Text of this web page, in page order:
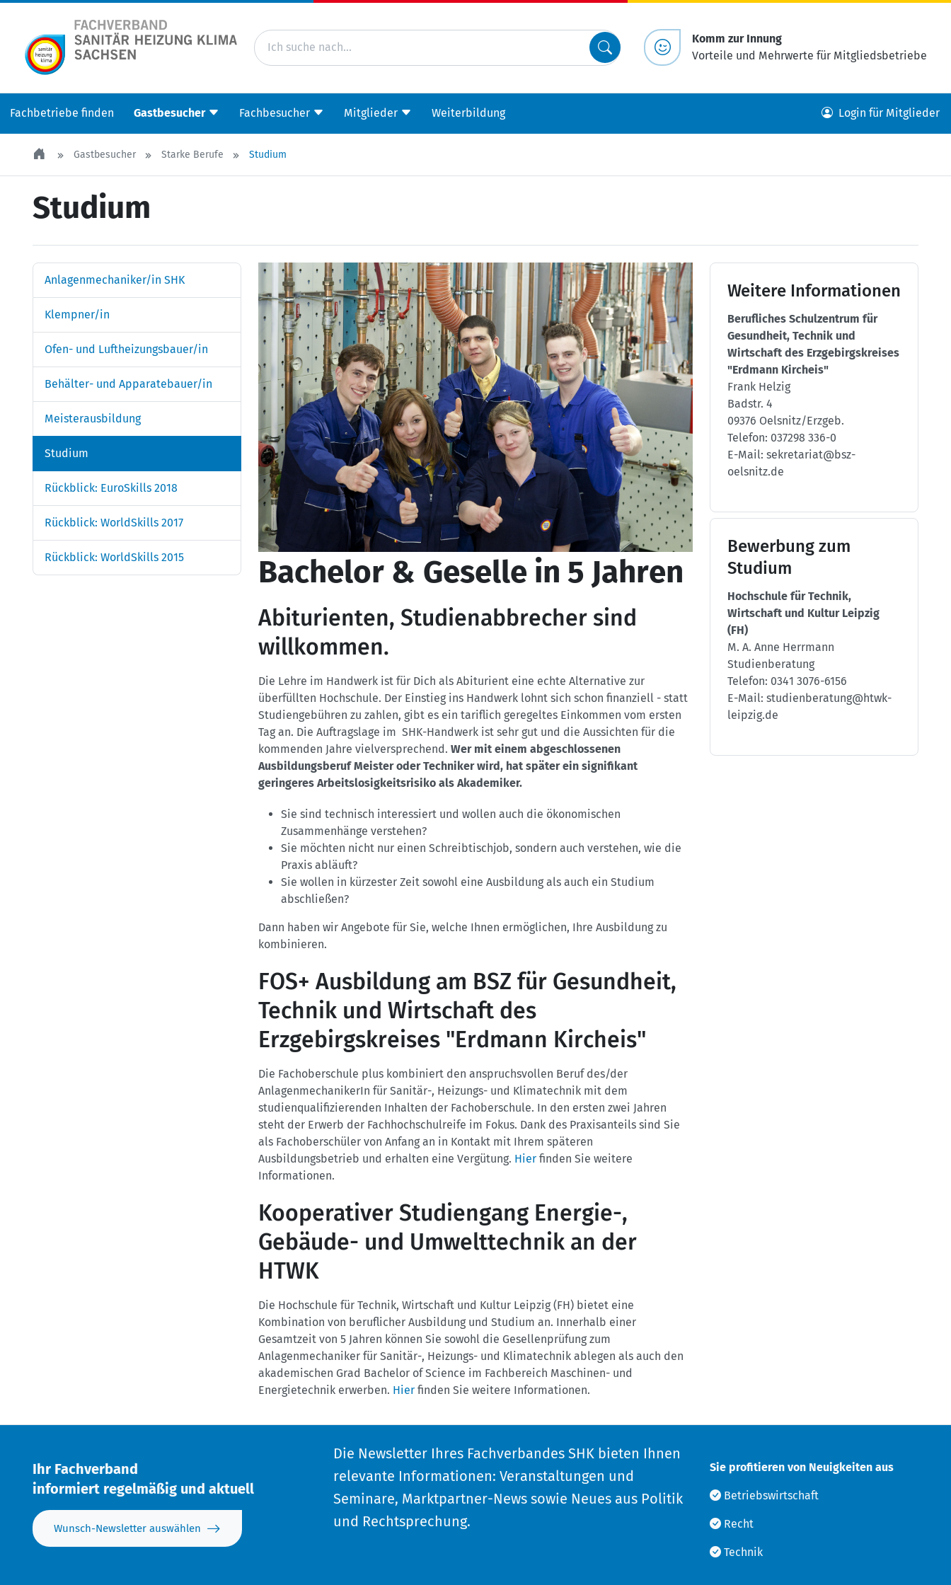
Komm zur Innung
Vorteile und Mehrwerte für Mitgliedsbetriebe
Fachbetriebe finden Gastbesucher Fachbesucher Mitglieder Weiterbildung Login für Mitglieder
Gastbesucher Starke Berufe Studium
Studium
Anlagenmechaniker/in SHK
Klempner/in
Ofen- und Luftheizungsbauer/in
Behälter- und Apparatebauer/in
Meisterausbildung
Studium
Rückblick: EuroSkills 2018
Rückblick: WorldSkills 2017
Rückblick: WorldSkills 2015 Bachelor & Geselle in 5 Jahren
Abiturienten, Studienabbrecher sind
willkommen.
Die Lehre im Handwerk ist für Dich als Abiturient eine echte Alternative zur
überfüllten Hochschule. Der Einstieg ins Handwerk lohnt sich schon finanziell - statt
Studiengebühren zu zahlen, gibt es ein tariflich geregeltes Einkommen vom ersten
Tag an. Die Auftragslage im SHK-Handwerk ist sehr gut und die Aussichten für die
kommenden Jahre vielversprechend. Wer mit einem abgeschlossenen
Ausbildungsberuf Meister oder Techniker wird, hat später ein signifikant
geringeres Arbeitslosigkeitsrisiko als Akademiker.
Sie sind technisch interessiert und wollen auch die ökonomischen
Zusammenhänge verstehen?
Sie möchten nicht nur einen Schreibtischjob, sondern auch verstehen, wie die
Praxis abläuft?
Sie wollen in kürzester Zeit sowohl eine Ausbildung als auch ein Studium
abschließen?
Dann haben wir Angebote für Sie, welche Ihnen ermöglichen, Ihre Ausbildung zu
kombinieren.
FOS+ Ausbildung am BSZ für Gesundheit,
Technik und Wirtschaft des
Erzgebirgskreises "Erdmann Kircheis"
Die Fachoberschule plus kombiniert den anspruchsvollen Beruf des/der
AnlagenmechanikerIn für Sanitär-, Heizungs- und Klimatechnik mit dem
studienqualifizierenden Inhalten der Fachoberschule. In den ersten zwei Jahren
steht der Erwerb der Fachhochschulreife im Fokus. Dank des Praxisanteils sind Sie
als Fachoberschüler von Anfang an in Kontakt mit Ihrem späteren
Ausbildungsbetrieb und erhalten eine Vergütung. Hierfinden Sie weitere
Informationen.
Kooperativer Studiengang Energie-,
Gebäude- und Umwelttechnik an der
HTWK
Die Hochschule für Technik, Wirtschaft und Kultur Leipzig (FH) bietet eine
Kombination von beruflicher Ausbildung und Studium an. Innerhalb einer
Gesamtzeit von 5 Jahren können Sie sowohl die Gesellenprüfung zum
Anlagenmechaniker für Sanitär-, Heizungs- und Klimatechnik ablegen als auch den
akademischen Grad Bachelor of Science im Fachbereich Maschinen- und
Energietechnik erwerben. Hierfinden Sie weitere Informationen.
Weitere Informationen
Berufliches Schulzentrum für
Gesundheit, Technik und
Wirtschaft des Erzgebirgskreises
"Erdmann Kircheis"
Frank Helzig
Badstr. 4
09376 Oelsnitz/Erzgeb.
Telefon: 037298 336-0
E-Mail: sekretariat@bsz-
oelsnitz.de
Bewerbung zum
Studium
Hochschule für Technik,
Wirtschaft und Kultur Leipzig
(FH)
M. A. Anne Herrmann
Studienberatung
Telefon: 0341 3076-6156
E-Mail: studienberatung@htwk-
leipzig.de
Ihr Fachverband
informiert regelmäßig und aktuell
Wunsch-Newsletter auswählen
Die Newsletter Ihres Fachverbandes SHK bieten Ihnen
relevante Informationen: Veranstaltungen und
Seminare, Marktpartner-News sowie Neues aus Politik
und Rechtsprechung.
Sie profitieren von Neuigkeiten aus
Betriebswirtschaft
Recht
Technik